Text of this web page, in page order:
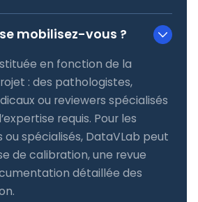
mobilisez-vous ?
en fonction de la
: des pathologistes,
ou reviewers spécialisés
requis. Pour les
ou spécialisés, DataVLab peut
de calibration, une revue
détaillée des